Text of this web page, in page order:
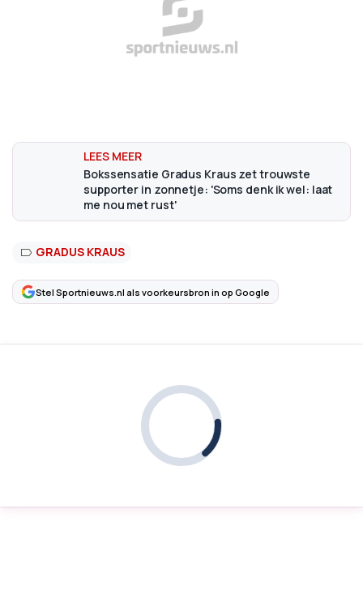
Bokssensatie Gradus Kraus zet trouwste
supporter in zonnetje: 'Soms denk ik wel: laat
me nou met rust'
GRADUS KRAUS
Stel Sportnieuws.nl als voorkeursbron in op Google